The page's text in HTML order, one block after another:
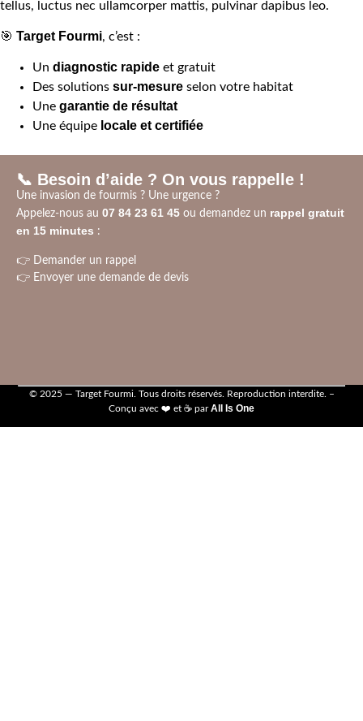
tellus, luctus nec ullamcorper mattis, pulvinar dapibus leo.
🎯 Target Fourmi, c’est :
Un diagnostic rapide et gratuit
Des solutions sur-mesure selon votre habitat
Une garantie de résultat
Une équipe locale et certifiée
📞 Besoin d’aide ? On vous rappelle !
Une invasion de fourmis ? Une urgence ?
Appelez-nous au 07 84 23 61 45 ou demandez un rappel gratuit
en 15 minutes :
👉
Demander un rappel
👉 Envoyer une demande de devis
© 2025 — Target Fourmi. Tous droits réservés. Reproduction interdite. –
Conçu avec ❤️ et ☕ parAll Is One